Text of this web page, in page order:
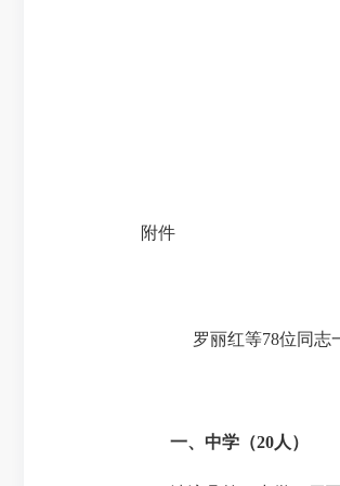
附件
罗丽红等78位同志
一、中学（20人）